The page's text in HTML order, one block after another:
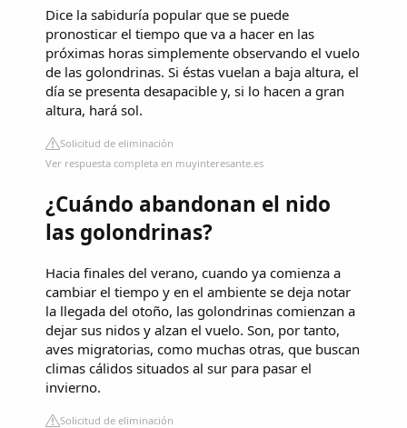
Dice la sabiduría popular que se puede
pronosticar el tiempo que va a hacer en las
próximas horas simplemente observando el vuelo
de las golondrinas. Si éstas vuelan a baja altura, el
día se presenta desapacible y, si lo hacen a gran
altura, hará sol.
Solicitud de eliminación
Ver respuesta completa en muyinteresante.es
¿Cuándo abandonan el nido
las golondrinas?
Hacia finales del verano, cuando ya comienza a
cambiar el tiempo y en el ambiente se deja notar
la llegada del otoño, las golondrinas comienzan a
dejar sus nidos y alzan el vuelo. Son, por tanto,
aves migratorias, como muchas otras, que buscan
climas cálidos situados al sur para pasar el
invierno.
Solicitud de eliminación